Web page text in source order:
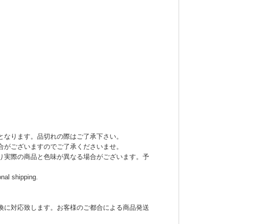
ります。品切れの際はご了承下さい。
ございますのでご了承くださいませ。
際の商品と色味が異なる場合がございます。予
shipping.
対応致します。お客様のご都合による商品発送